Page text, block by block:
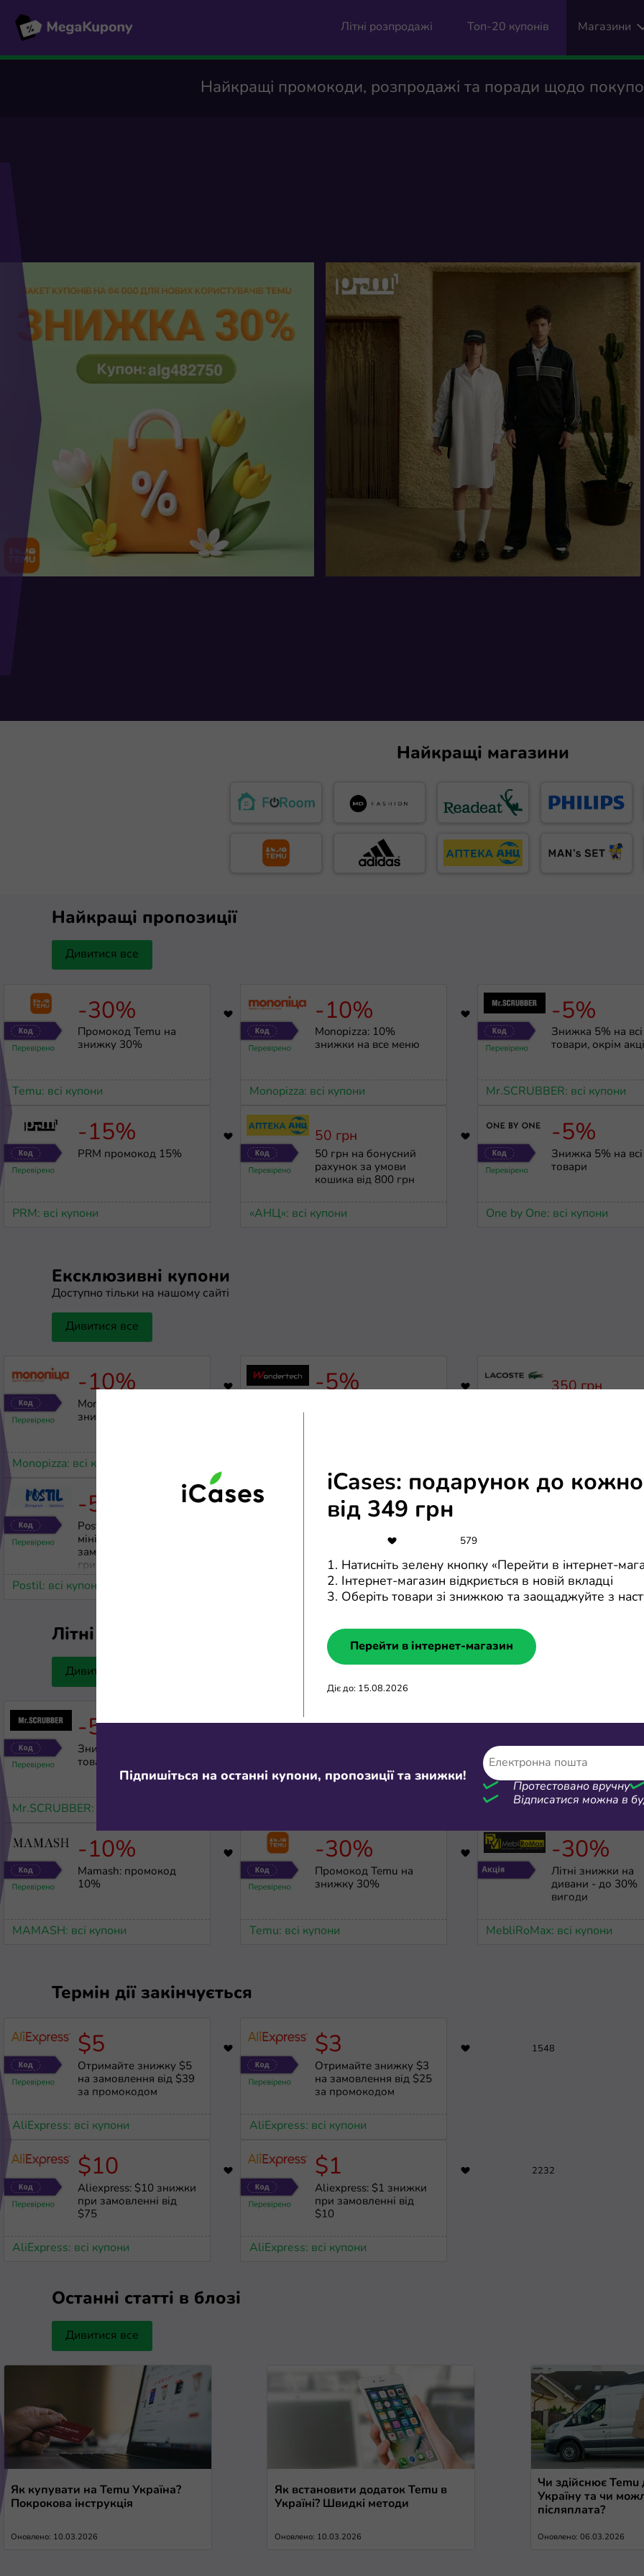
Літні розпродажі Топ-20 купонів Магазини
Найкращі промокоди, розпродажі та поради щодо
Найкращі магазини
Найкращі пропозиції
Дивитися все
-30% 30339
Промокод Temu на
знижку 30%
Temu: всі купони
-15% 8791
PRM промокод 15%
PRM: всі купони
-10% 469
Monopizza: 10%
знижки на все меню
Monopizza: всі купони
50 грн 6511
50 грн на бонусний
рахунок за умови
кошика від 800 грн
«АНЦ»: всі купони
-5%
Знижка 5% на всі
товари, окрім
Mr.SCRUBBER: всі купони
-5%
Знижка 5% на всі
товари
One by One: всі купони
Ексклюзивні купони
Доступно тільки на нашому сайті
Дивитися все
-10% 469
Monopizza: 10%
знижки на все меню
Monopizza: всі купони
-5%
Postil: Знижка 5%,
мінімальне
замовлення від 250
гривень
Postil: всі купони
-5% 1898
-10%
Vivat: всі купони
350 грн
Royal Bracelets: всі купони
Літні розпродажі
Дивитися все
-5%
Знижка 5% на всі
товари, окрім акційних
Mr.SCRUBBER: всі купони
-10% 2892
Mamash: промокод
10%
MAMASH: всі купони
передплати
-30% 30339
Промокод Temu на
знижку 30%
Temu: всі купони
замовленні від 1
-30%
Літні знижки на
дивани - до 30%
вигоди
MebliRoMax: всі купони
Термін дії закінчується
$5 1075
Отримайте знижку $5
на замовлення від $39
за промокодом
AliExpress: всі купони
$10
Aliexpress: $10 знижки
при замовленні від
$75
AliExpress: всі купони
$3 1548
Отримайте знижку $3
на замовлення від $25
за промокодом
AliExpress: всі купони
$1 2232
Aliexpress: $1 знижки
при замовленні від
$10
AliExpress: всі купони
Останні статті в блозі
Дивитися все
Як купувати на Temu Україна?
Покрокова інструкція
Оновлено: 10.03.2026
Як встановити додаток Temu в
Україні? Швидкі методи
Оновлено: 10.03.2026
Чи здійснює Temu
Україну та чи
післяплата?
Оновлено: 06.03.2026
iCases: подарунок до
від 349 грн
579
1. Натисніть зелену кнопку «Перейти в інтернет-
2. Інтернет-магазин відкриється в новій вкладці
3. Оберіть товари зі знижкою та заощаджуйте з
Перейти в інтернет-магазин
Діє до: 15.08.2026
Підпишіться на останні купони, пропозиції та знижки!
Протестовано вручну
Відписатися можна в